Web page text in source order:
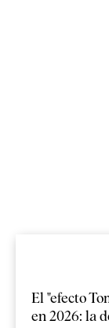
El "efecto
en 2026: la